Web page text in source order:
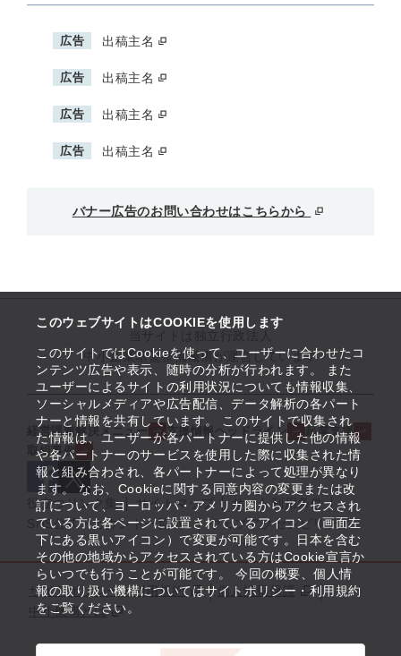
このウェブサイトはCOOKIEを使用します
このサイトではCookieを使って、ユーザーに合わせたコ
ンテンツ広告や表示、随時の分析が行われます。 また
ユーザーによるサイトの利用状況についても情報収集、
ソーシャルメディアや広告配信、データ解析の各パート
ナーと情報を共有しています。 このサイトで収集され
た情報は、ユーザーが各パートナーに提供した他の情報
や各パートナーのサービスを使用した際に収集された情
報と組み合わされ、各パートナーによって処理が異なり
ます。 なお、Cookieに関する同意内容の変更または改
訂について、ヨーロッパ・アメリカ圏からアクセスされ
ている方は各ページに設置されているアイコン（画面左
下にある黒いアイコン）で変更が可能です。日本を含む
その他の地域からアクセスされている方はCookie宣言か
らいつでも行うことが可能です。 今回の概要、個人情
報の取り扱い機構についてはサイトポリシー・利用規約
をご覧ください。
広告 出稿主名
広告 出稿主名
広告 出稿主名
広告 出稿主名
バナー広告のお問い合わせはこちらから
中小企業基盤整備機構が運営しています
経営課題解決メニュー 支援情報ヘッドライン
起業支援
取組事例
役立つリンク集 サイトマップ
サイト利用条件
SNS公式アカウント一覧
ウェブアクセシビリティ
サイトポリシー・利用規約
個人情報保護
中小機構とは